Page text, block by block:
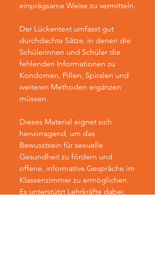
einprägsame Weise zu vermitteln.
Der Lückentext umfasst gut
durchdachte Sätze, in denen die
Schülerinnen und Schüler die
fehlenden Informationen zu
Kondomen, Pillen, Spiralen und
weiteren Methoden ergänzen
müssen.
Dieses Material eignet sich
hervorragend, um das
Bewusstsein für sexuelle
Gesundheit zu fördern und
offene, informative Gespräche im
Klassenzimmer zu ermöglichen.
Es unterstützt Lehrkräfte dabei,